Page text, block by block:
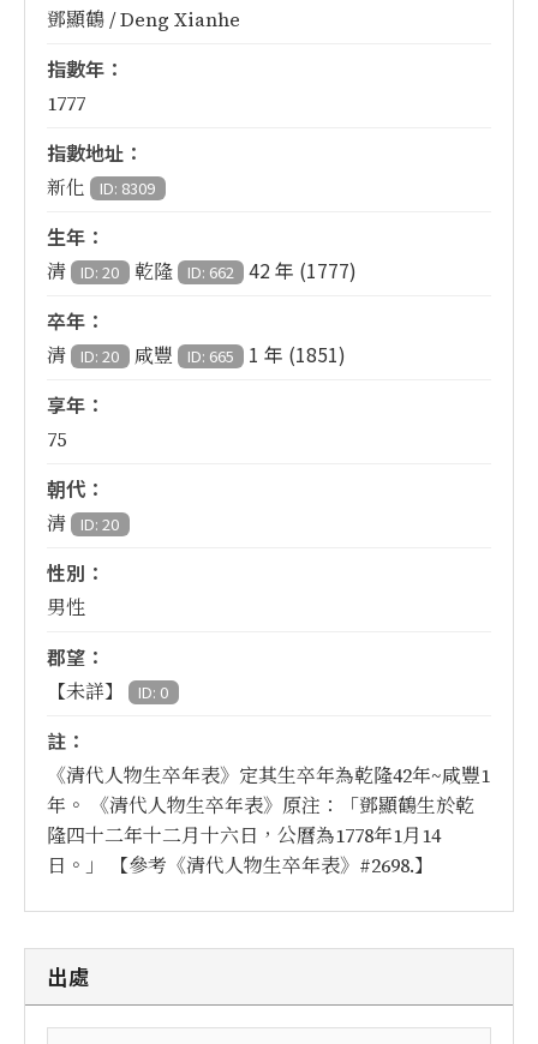
鄧顯鶴 / Deng Xianhe
指數年：
1777
指數地址：
新化 ID: 8309
生年：
清 ID: 20 乾隆 ID: 662
42 年 (1777)
卒年：
清 ID: 20 咸豐 ID: 665
1 年 (1851)
享年：
75
朝代：
清 ID: 20
性別：
男性
郡望：
【未詳】 ID: 0
註：
《清代人物生卒年表》定其生卒年為乾隆42年~咸豐1
年。 《清代人物生卒年表》原注：「鄧顯鶴生於乾
隆四十二年十二月十六日，公曆為1778年1月14
日。」 【參考《清代人物生卒年表》#2698.】
出處